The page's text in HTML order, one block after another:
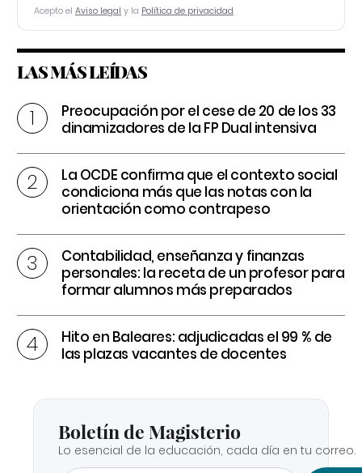
Acepto el Aviso legal y la Política de privacidad
LAS MÁS LEÍDAS
Preocupación por el cese de 20 de los 33
dinamizadores de la FP Dual intensiva
La OCDE confirma que el contexto social
condiciona más que las notas con la
orientación como contrapeso
Contabilidad, enseñanza y finanzas
personales: la receta de un profesor para
formar alumnos más preparados
Hito en Baleares: adjudicadas el 99 % de
las plazas vacantes de docentes
Boletín de Magisterio
Lo esencial de la educación, cada día en tu correo.